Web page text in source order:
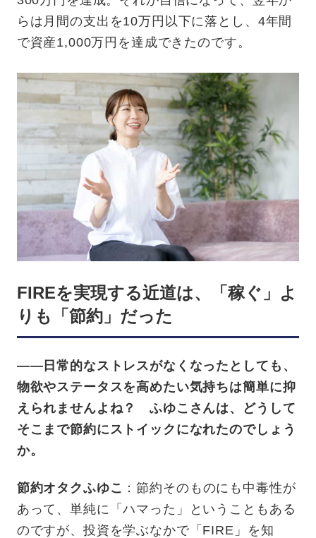
らは月間の支出を10万円以下に落とし、4年間
で資産1,000万円を達成できたのです。
FIREを実現する近道は、「稼ぐ」よ
りも「節約」だった
——日常的なストレスがなくなったとしても、
物欲やステータスを高めたい気持ちは簡単に抑
えられませんよね？ ふゆこさんは、どうして
そこまで節約にストイックになれたのでしょう
か。
節約オタクふゆこ ：節約そのものにも中毒性が
あって、単純に「ハマった」ということもある
のですが、投資を学ぶなかで「FIRE」を知